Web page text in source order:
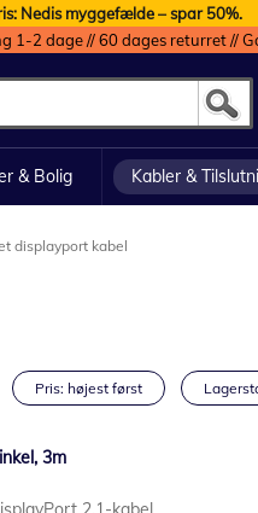
Nedis myggefælde – spar 50%.
1-2 dage // 60 dages returret //
& Bolig Kabler &
displayport kabel
Pris: højest først
3m